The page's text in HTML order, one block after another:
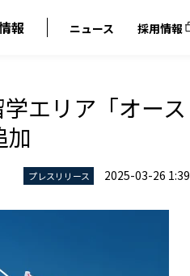
報 ニュース 採用情報
エリア「オース
加
プレスリリース 2025-03-26 1:39